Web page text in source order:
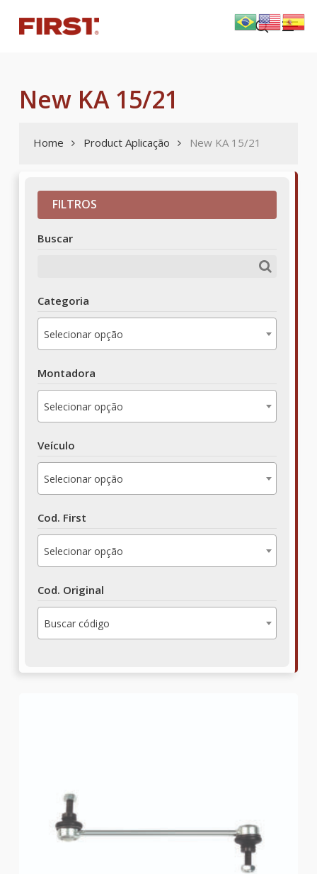
main
search
Menu
New KA 15/21
Home Product Aplicação New KA 15/21
FILTROS
Buscar
Categoria
Selecionar opção
Montadora
Selecionar opção
Veículo
Selecionar opção
Cod. First
Selecionar opção
Cod. Original
Buscar código